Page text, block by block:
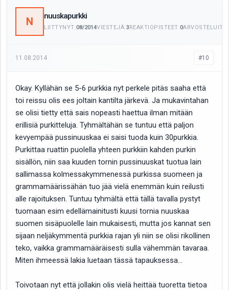
N nuuskapurkki
LIITTYNYT:08/2014VIESTEJÄ:3REAKTIOPISTEET:0ARVOSTELUITA:
11.08.2014 #10
Okay. Kyllähän se 5-6 purkkia nyt perkele pitäs saaha että
toi reissu olis ees joltain kantilta järkevä. Ja mukavintahan
se olisi tietty että sais nopeasti haettua ilman mitään
erillisiä purkitteluja. Tyhmältähän se tuntuu että paljon
kevyempää pussinuuskaa ei saisi tuoda kuin 30purkkia.
Purkittaa ruattin puolella yhteen purkkiin kahden purkin
sisällön, niin saa kuuden tornin pussinuuskat tuotua lain
sallimassa kolmessakymmenessä purkissa suomeen ja
grammamäärissähän tuo jää vielä enemmän kuin reilusti
alle rajoituksen. Tuntuu tyhmältä että tällä tavalla pystyt
tuomaan esim edellämainitusti kuusi tornia nuuskaa
suomen sisäpuolelle lain mukaisesti, mutta jos kannat sen
sijaan neljäkymmentä purkkia rajan yli niin se olisi rikollinen
teko, vaikka grammamääräisesti sulla vähemmän tavaraa.
Miten ihmeessä lakia luetaan tässä tapauksessa...
Toivotaan nyt että jollakin olis vielä heittää tuoretta tietoa